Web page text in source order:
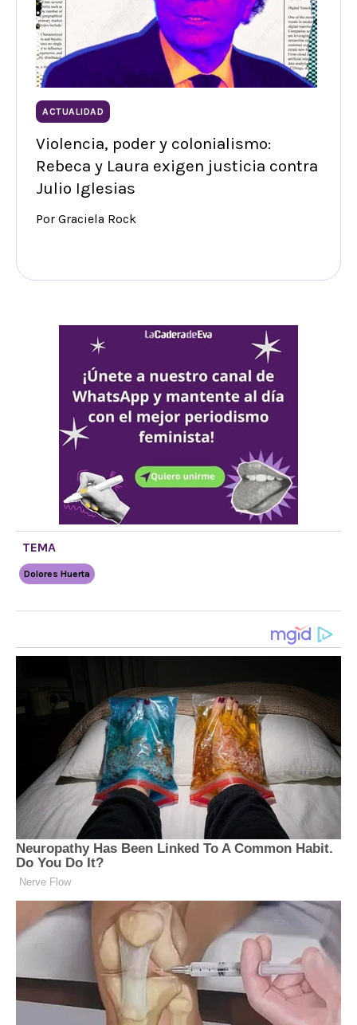
ACTUALIDAD
Violencia, poder y colonialismo:
Rebeca y Laura exigen justicia contra
Julio Iglesias
Por Graciela Rock
TEMA
Dolores Huerta